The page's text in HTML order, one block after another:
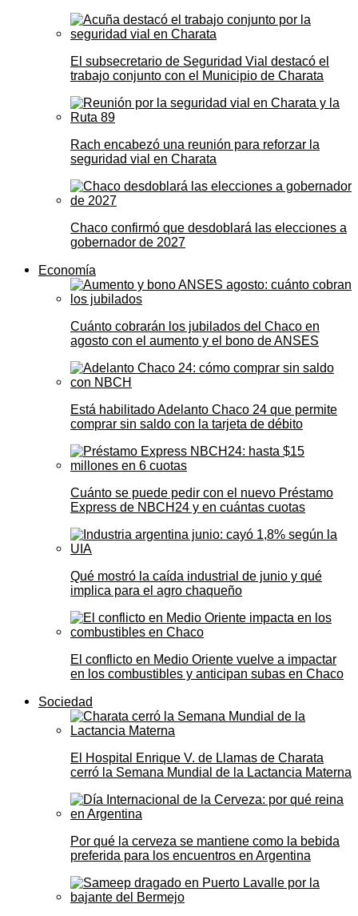
El subsecretario de Seguridad Vial destacó el
trabajo conjunto con el Municipio de Charata
Rach encabezó una reunión para reforzar la
seguridad vial en Charata
Chaco confirmó que desdoblará las elecciones a
gobernador de 2027
Economía
Cuánto cobrarán los jubilados del Chaco en
agosto con el aumento y el bono de ANSES
Está habilitado Adelanto Chaco 24 que permite
comprar sin saldo con la tarjeta de débito
Cuánto se puede pedir con el nuevo Préstamo
Express de NBCH24 y en cuántas cuotas
Qué mostró la caída industrial de junio y qué
implica para el agro chaqueño
El conflicto en Medio Oriente vuelve a impactar
en los combustibles y anticipan subas en Chaco
Sociedad
El Hospital Enrique V. de Llamas de Charata
cerró la Semana Mundial de la Lactancia Materna
Por qué la cerveza se mantiene como la bebida
preferida para los encuentros en Argentina